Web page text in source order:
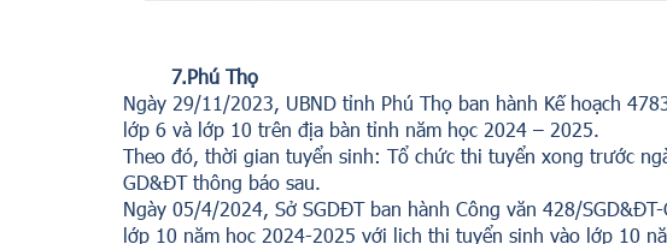
7.Phú Thọ
Ngày 29/11/2023, UBND tỉnh Phú Thọ ban hành Kế hoạch
lớp 6 và lớp 10 trên địa bàn tỉnh năm học 2024 – 2025.
Theo đó, thời gian tuyển sinh: Tổ chức thi tuyển xong trước
GD&ĐT thông báo sau.
Ngày 05/4/2024, Sở SGDĐT ban hành Công văn 428/
lớp 10 năm học 2024-2025 với lịch thi tuyển sinh vào lớp 10